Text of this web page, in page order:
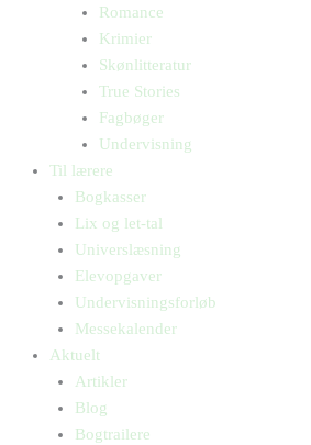
Romance
Krimier
Skønlitteratur
True Stories
Fagbøger
Undervisning
Til lærere
Bogkasser
Lix og let-tal
Universlæsning
Elevopgaver
Undervisningsforløb
Messekalender
Aktuelt
Artikler
Blog
Bogtrailere